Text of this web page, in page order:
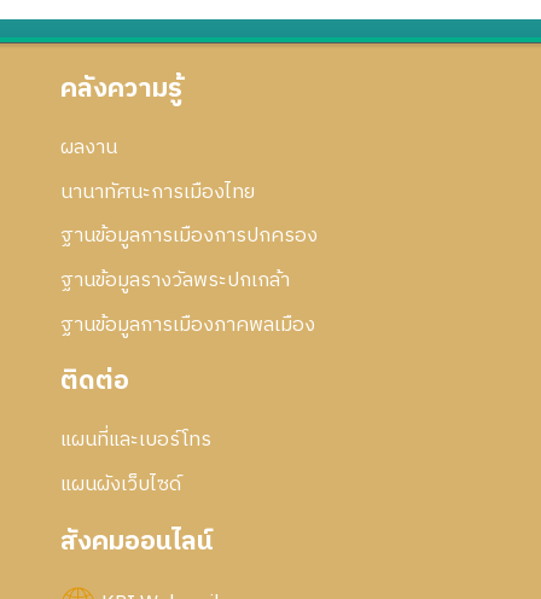
คลังความรู้
ผลงาน
นานาทัศนะการเมืองไทย
ฐานข้อมูลการเมืองการปกครอง
ฐานข้อมูลรางวัลพระปกเกล้า
ฐานข้อมูลการเมืองภาคพลเมือง
ติดต่อ
แผนที่และเบอร์โทร
แผนผังเว็บไซด์
สังคมออนไลน์